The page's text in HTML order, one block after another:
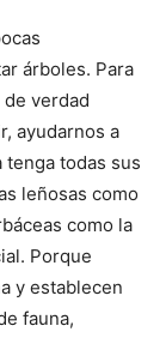
árboles. Para
verdad
ayudarnos a
todas sus
leñosas como
como la
Porque
y establecen
fauna,